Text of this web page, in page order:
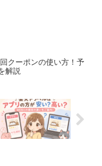
クーポンの使い方！予
解説